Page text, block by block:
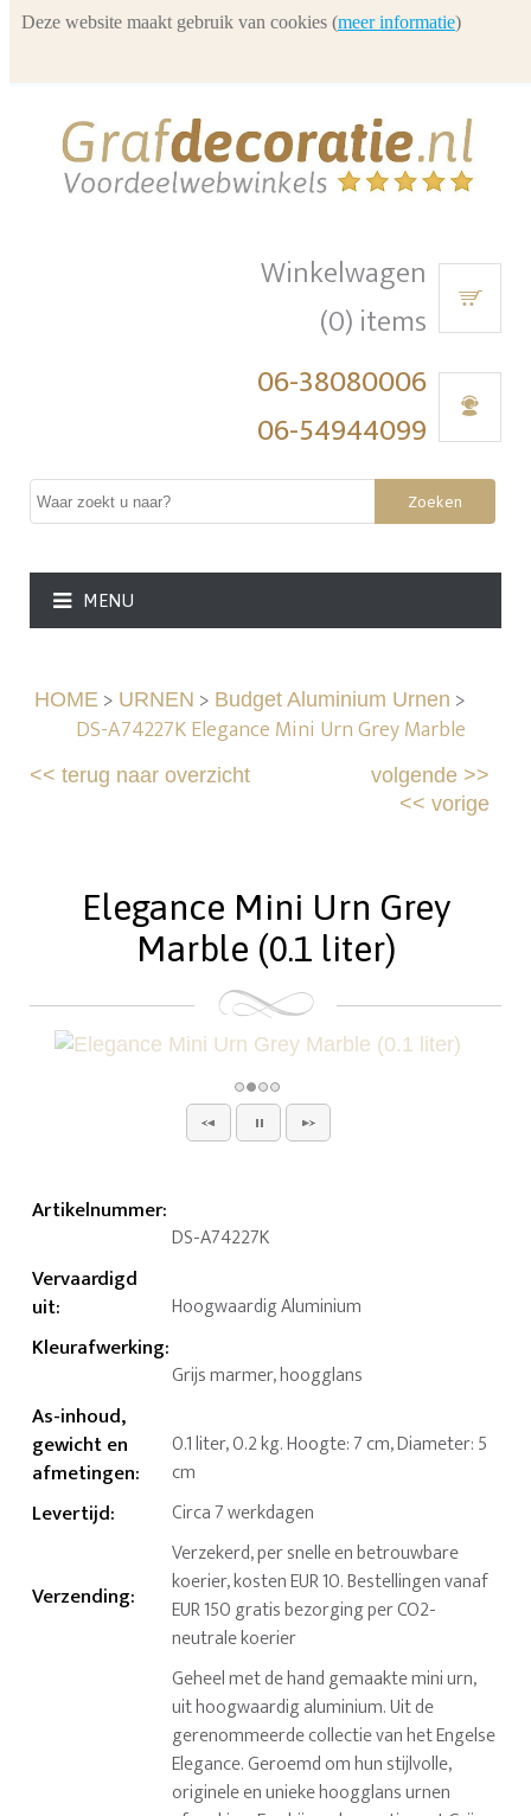
Winkelwagen
(0) items
06-38080006
06-54944099
Zoeken
MENU
HOME> URNEN > Budget Aluminium Urnen >
DS-A74227K Elegance Mini Urn Grey Marble
<<terug naar overzicht volgende>>
<< vorige
Elegance Mini Urn Grey
Marble (0.1 liter)
Artikelnummer:
DS-A74227K
Vervaardigd
uit: Hoogwaardig Aluminium
Kleurafwerking:
Grijs marmer, hoogglans
As-inhoud,
gewicht en
afmetingen:
0.1 liter, 0.2 kg. Hoogte: 7 cm, Diameter: 5
cm
Levertijd: Circa 7 werkdagen
Verzending:
Verzekerd, per snelle en betrouwbare
koerier, kosten EUR 10. Bestellingen vanaf
EUR 150 gratis bezorging per CO2-
neutrale koerier
Geheel met de hand gemaakte mini urn,
uit hoogwaardig aluminium. Uit de
gerenommeerde collectie van het Engelse
Elegance. Geroemd om hun stijlvolle,
originele en unieke hoogglans urnen
Deze website maakt gebruik van cookies (meer informatie)